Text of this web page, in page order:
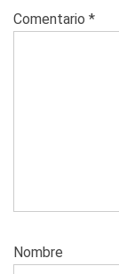
Comentario *
Nombre